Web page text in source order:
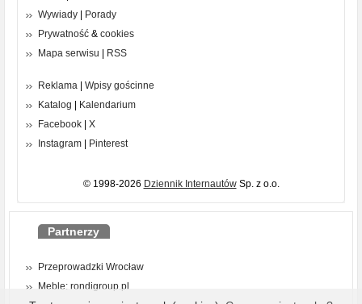
Wywiady
Porady
Prywatność & cookies
Mapa serwisu
RSS
Reklama
Wpisy gościnne
Katalog
Kalendarium
Facebook
X
Instagram
Pinterest
© 1998-2026 Dziennik InternautówSp. z o.o.
Partnerzy
Przeprowadzki Wrocław
Meble: rondigroup.pl